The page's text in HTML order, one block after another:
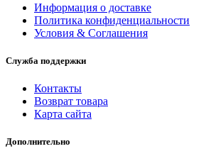
Информация о доставке
Политика конфиденциальности
Условия & Соглашения
Служба поддержки
Контакты
Возврат товара
Карта сайта
Дополнительно